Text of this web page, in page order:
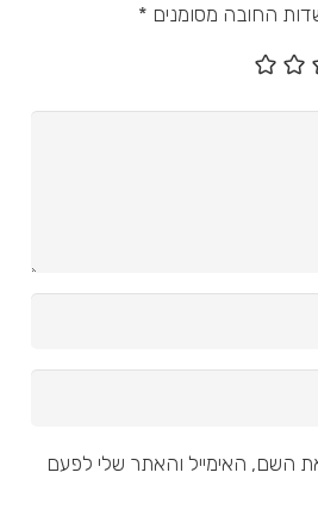
החובה מסומנים *
השם, האימייל והאתר שלי לפעם